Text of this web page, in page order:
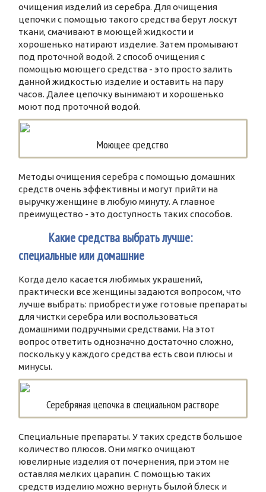
очищения изделий из серебра. Для очищения
цепочки с помощью такого средства берут лоскут
ткани, смачивают в моющей жидкости и
хорошенько натирают изделие. Затем промывают
под проточной водой. 2 способ очищения с
помощью моющего средства - это просто залить
данной жидкостью изделие и оставить на пару
часов. Далее цепочку вынимают и хорошенько
моют под проточной водой.
Моющее средство
Методы очищения серебра с помощью домашних
средств очень эффективны и могут прийти на
выручку женщине в любую минуту. А главное
преимущество - это доступность таких способов.
Какие средства выбрать лучше:
специальные или домашние
Когда дело касается любимых украшений,
практически все женщины задаются вопросом, что
лучше выбрать: приобрести уже готовые препараты
для чистки серебра или воспользоваться
домашними подручными средствами. На этот
вопрос ответить однозначно достаточно сложно,
поскольку у каждого средства есть свои плюсы и
минусы.
Серебряная цепочка в специальном растворе
Специальные препараты. У таких средств большое
количество плюсов. Они мягко очищают
ювелирные изделия от почернения, при этом не
оставляя мелких царапин. С помощью таких
средств изделию можно вернуть былой блеск и